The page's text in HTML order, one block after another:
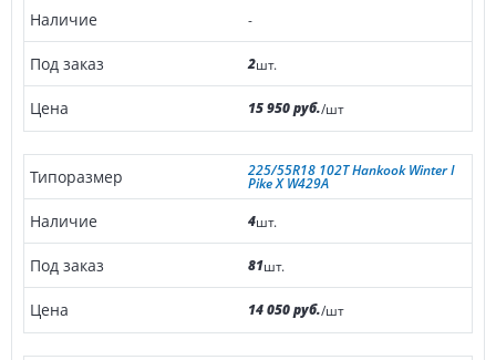
-
2шт.
15 950 руб./шт
225/55R18 102T Hankook Winter I
Pike X W429A
4шт.
81шт.
14 050 руб./шт